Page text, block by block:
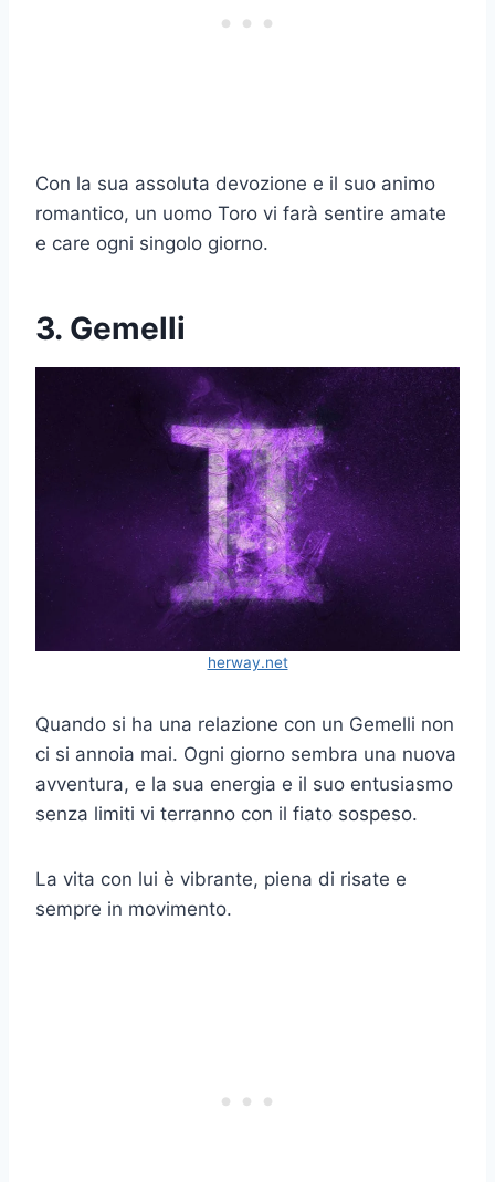
Con la sua assoluta devozione e il suo animo
romantico, un uomo Toro vi farà sentire amate
e care ogni singolo giorno.
3. Gemelli
herway.net
Quando si ha una relazione con un Gemelli non
ci si annoia mai. Ogni giorno sembra una nuova
avventura, e la sua energia e il suo entusiasmo
senza limiti vi terranno con il fiato sospeso.
La vita con lui è vibrante, piena di risate e
sempre in movimento.